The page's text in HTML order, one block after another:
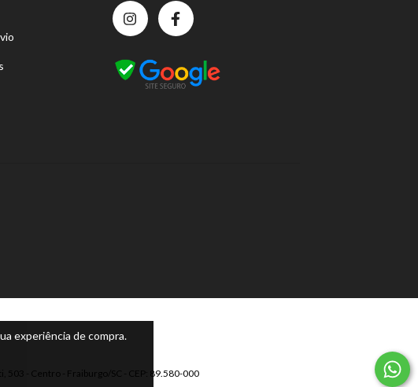
experiência de compra.
503 - Centro - Fraiburgo/SC - CEP: 89.580-000